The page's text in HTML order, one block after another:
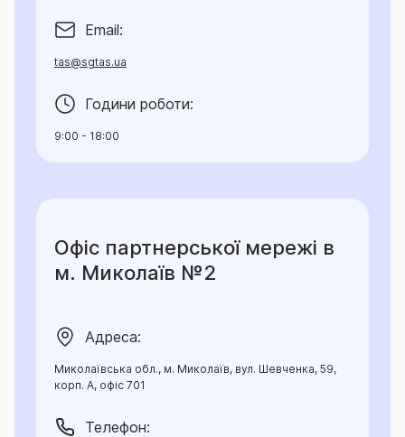
Email:
tas@sgtas.ua
Години роботи:
9:00 - 18:00
Офіс партнерської мережі в
м. Миколаїв №2
Адреса:
Миколаївська обл., м. Миколаїв, вул. Шевченка, 59,
корп. А, офіс 701
Телефон: